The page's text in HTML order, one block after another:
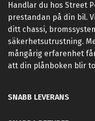
Handlar du hos Street
prestandan på din bil.
ditt chassi,
säkerhetsutrustning.
mångårig erfarenhet
att din plånboken blir
SNABB LEVERANS